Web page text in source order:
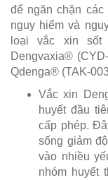
để ngăn chặn
nguy hiểm và
loại vắc xin
Dengvaxia®
Qdenga® (TAK-
Vắc xin
huyết đầu
cấp phép.
sống giảm
vào nhiều
nhóm huyết